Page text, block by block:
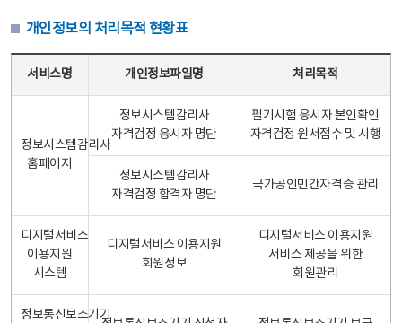
개인정보의 처리목적 현황표
서비스명 개인정보파일명 처리목적
정보시스템감리사
홈페이지
정보시스템감리사
자격검정 응시자 명단
필기시험 응시자 본인확인
자격검정 원서접수 및 시행
정보시스템감리사
자격검정 합격자 명단
국가공인민간자격증 관리
디지털서비스
이용지원
시스템
디지털서비스 이용지원
회원정보
디지털서비스 이용지원
서비스 제공을 위한
회원관리
정보통신보조기기